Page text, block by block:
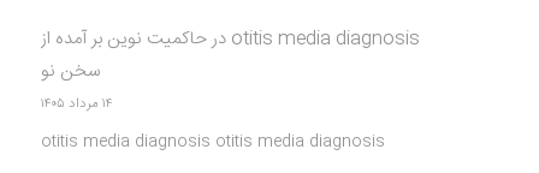
otitis media diagnosis درحاکمیت نوین بر آمده از
سخن نو
۱۴ مرداد ۱۴۰۵
otitis media diagnosis otitis media diagnosis